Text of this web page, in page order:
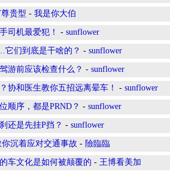
贵型 - 我是你大伯
司机最爱犯！ - sunflower
们到底是干啥的？ - sunflower
游前应该检查什么？ - sunflower
协和医生教你五招远离晕车！ - sunflower
顺序，都是PRND？ - sunflower
还是先挂P挡？ - sunflower
沉着应对交通事故 - 險臨臨
车文化是如何被颠覆的 - 王博看美加